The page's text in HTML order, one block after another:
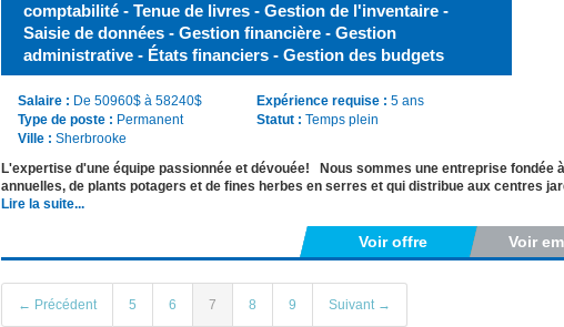
comptabilité - Tenue de livres - Gestion de l'inventaire -
Saisie de données - Gestion financière - Gestion
administrative - États financiers - Gestion des budgets
Salaire : De 50960$ à 58240$
Type de poste : Permanent
Ville : Sherbrooke
Expérience requise : 5 ans
Statut : Temps plein
L'expertise d'une équipe passionnée et dévouée! Nous sommes une entreprise fondée
annuelles, de plants potagers et de fines herbes en serres et qui distribue aux centres
Lire la suite...
Voir offre Voir
← Précédent 5 6 7 8 9 Suivant →